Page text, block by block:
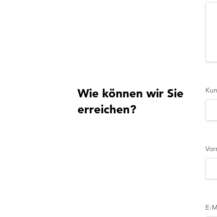
Wie können wir Sie
erreichen?
E-